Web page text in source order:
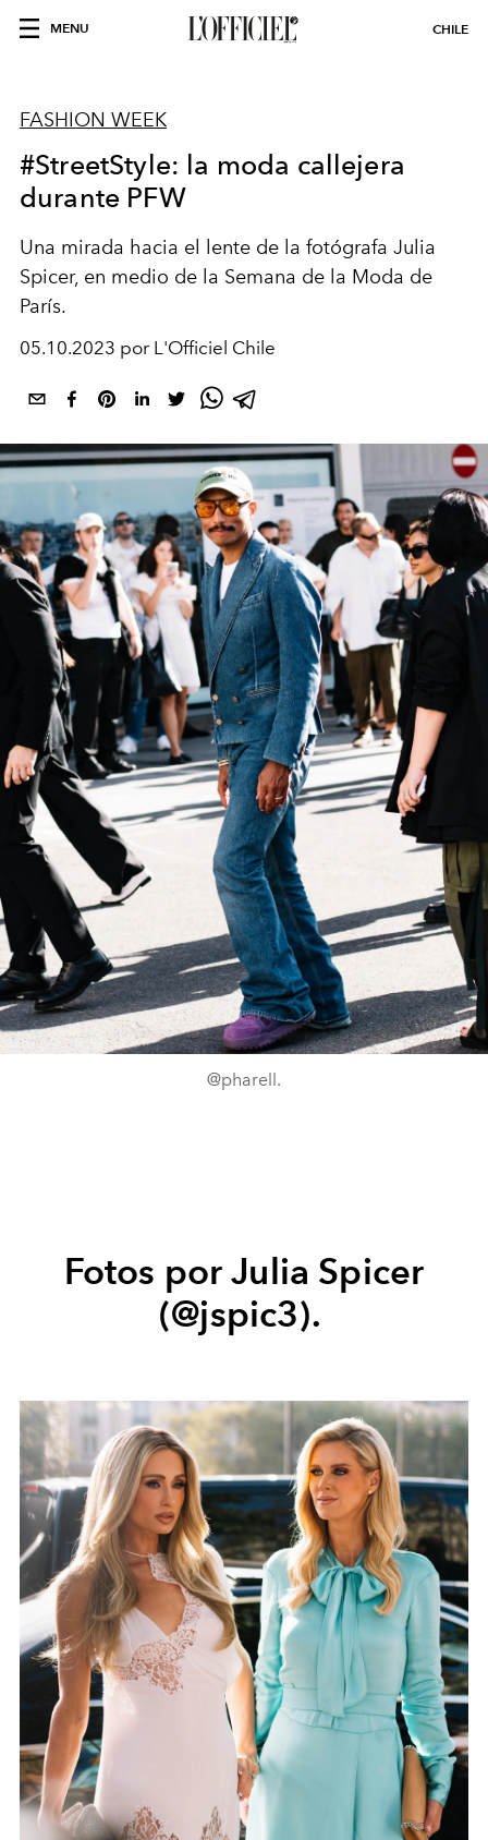
MENU CHILE
FASHION WEEK
#StreetStyle: la moda callejera
durante PFW
Una mirada hacia el lente de la fotógrafa Julia
Spicer, en medio de la Semana de la Moda de
París.
05.10.2023 por L'Officiel Chile
@pharell.
Fotos por Julia Spicer
(@jspic3).